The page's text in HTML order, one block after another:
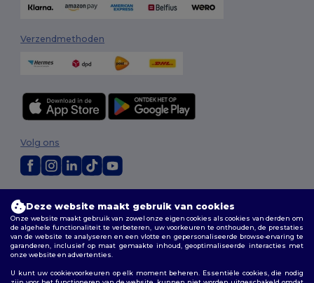
Verzendmethoden
Algemene voorwaarden|Aanpassingsbeleid|Privacybeleid
Cookiebeleid|Sitemap
Volg ons
Bruxelles |Anvers |Mortsel| Lierre |
Deze website maakt gebruik van cookies
Onze website maakt gebruik van zowel onze eigen cookies als cookies van derden om
de algehele functionaliteit te verbeteren, uw voorkeuren te onthouden, de prestaties
van de website te analyseren en een vlotte en gepersonaliseerde browse-ervaring te
garanderen, inclusief op maat gemaakte inhoud, geoptimaliseerde interacties met
onze website en advertenties.
U kunt uw cookievoorkeuren op elk moment beheren. Essentiële cookies, die nodig